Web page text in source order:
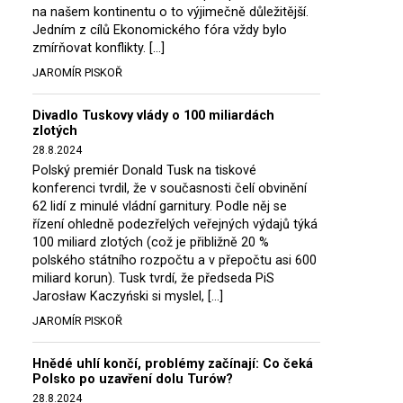
na našem kontinentu o to výjimečně důležitější.
Jedním z cílů Ekonomického fóra vždy bylo
zmírňovat konflikty. […]
JAROMÍR PISKOŘ
Divadlo Tuskovy vlády o 100 miliardách
zlotých
28.8.2024
Polský premiér Donald Tusk na tiskové
konferenci tvrdil, že v současnosti čelí obvinění
62 lidí z minulé vládní garnitury. Podle něj se
řízení ohledně podezřelých veřejných výdajů týká
100 miliard zlotých (což je přibližně 20 %
polského státního rozpočtu a v přepočtu asi 600
miliard korun). Tusk tvrdí, že předseda PiS
Jarosław Kaczyński si myslel, […]
JAROMÍR PISKOŘ
Hnědé uhlí končí, problémy začínají: Co čeká
Polsko po uzavření dolu Turów?
28.8.2024